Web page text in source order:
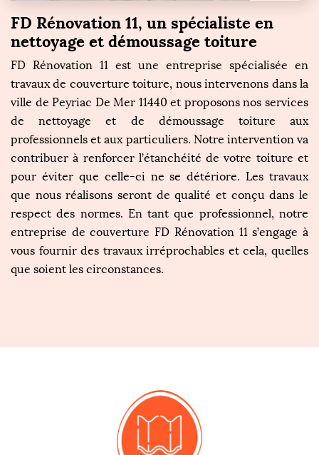
FD Rénovation 11, un spécialiste en
nettoyage et démoussage toiture
FD Rénovation 11 est une entreprise spécialisée en
travaux de couverture toiture, nous intervenons dans la
ville de Peyriac De Mer 11440 et proposons nos services
de nettoyage et de démoussage toiture aux
professionnels et aux particuliers. Notre intervention va
contribuer à renforcer l’étanchéité de votre toiture et
pour éviter que celle-ci ne se détériore. Les travaux
que nous réalisons seront de qualité et conçu dans le
respect des normes. En tant que professionnel, notre
entreprise de couverture FD Rénovation 11 s’engage à
vous fournir des travaux irréprochables et cela, quelles
que soient les circonstances.